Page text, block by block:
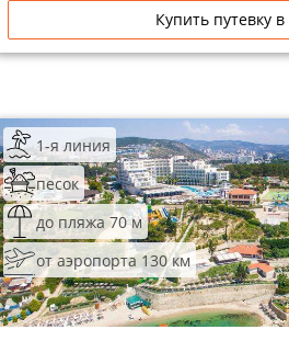
Купить путевку
1-я линия
песок
до пляжа 70 м
от аэропорта 130 км